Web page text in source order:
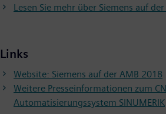
Lesen Sie mehr über Siemens auf
Links
Website: Siemens auf der AMB 2018
Weitere Presseinformationen zum
Automatisierungssystem SINUMERIK